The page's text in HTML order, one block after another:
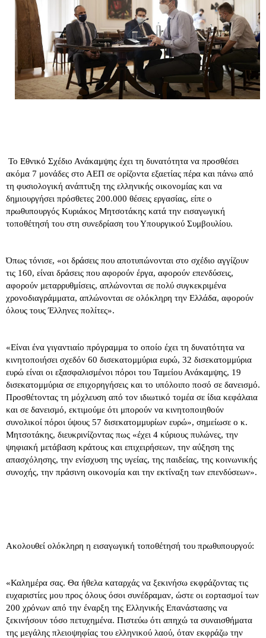
Το Εθνικό Σχέδιο Ανάκαμψης έχει τη δυνατότητα να προσθέσει
ακόμα 7 μονάδες στο ΑΕΠ σε ορίζοντα εξαετίας πέρα και πάνω από
τη φυσιολογική ανάπτυξη της ελληνικής οικονομίας και να
δημιουργήσει πρόσθετες 200.000 θέσεις εργασίας, είπε ο
πρωθυπουργός Κυριάκος Μητσοτάκης κατά την εισαγωγική
τοποθέτησή του στη συνεδρίαση του Υπουργικού Συμβουλίου.
Όπως τόνισε, «οι δράσεις που αποτυπώνονται στο σχέδιο αγγίζουν
τις 160, είναι δράσεις που αφορούν έργα, αφορούν επενδύσεις,
αφορούν μεταρρυθμίσεις, απλώνονται σε πολύ συγκεκριμένα
χρονοδιαγράμματα, απλώνονται σε ολόκληρη την Ελλάδα, αφορούν
όλους τους Έλληνες πολίτες».
«Είναι ένα γιγαντιαίο πρόγραμμα το οποίο έχει τη δυνατότητα να
κινητοποιήσει σχεδόν 60 δισεκατομμύρια ευρώ, 32 δισεκατομμύρια
ευρώ είναι οι εξασφαλισμένοι πόροι του Ταμείου Ανάκαμψης, 19
δισεκατομμύρια σε επιχορηγήσεις και το υπόλοιπο ποσό σε δανεισμό.
Προσθέτοντας τη μόχλευση από τον ιδιωτικό τομέα σε ίδια κεφάλαια
και σε δανεισμό, εκτιμούμε ότι μπορούν να κινητοποιηθούν
συνολικοί πόροι ύψους 57 δισεκατομμυρίων ευρώ», σημείωσε ο κ.
Μητσοτάκης, διευκρινίζοντας πως «έχει 4 κύριους πυλώνες, την
ψηφιακή μετάβαση κράτους και επιχειρήσεων, την αύξηση της
απασχόλησης, την ενίσχυση της υγείας, της παιδείας, της κοινωνικής
συνοχής, την πράσινη οικονομία και την εκτίναξη των επενδύσεων».
Ακολουθεί ολόκληρη η εισαγωγική τοποθέτησή του πρωθυπουργού:
«Καλημέρα σας. Θα ήθελα καταρχάς να ξεκινήσω εκφράζοντας τις
ευχαριστίες μου προς όλους όσοι συνέδραμαν, ώστε οι εορτασμοί των
200 χρόνων από την έναρξη της Ελληνικής Επανάστασης να
ξεκινήσουν τόσο πετυχημένα. Πιστεύω ότι απηχώ τα συναισθήματα
της μεγάλης πλειοψηφίας του ελληνικού λαού, όταν εκφράζω την